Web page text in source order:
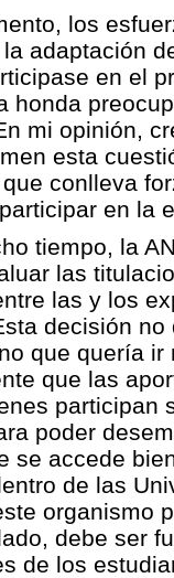
los
adaptación
en el
honda
mi opinión,
esta
conlleva
en la
tiempo, la
las
las y los
decisión
que quería
que las
participan
poder
se accede
de las
organismo
debe ser
de los